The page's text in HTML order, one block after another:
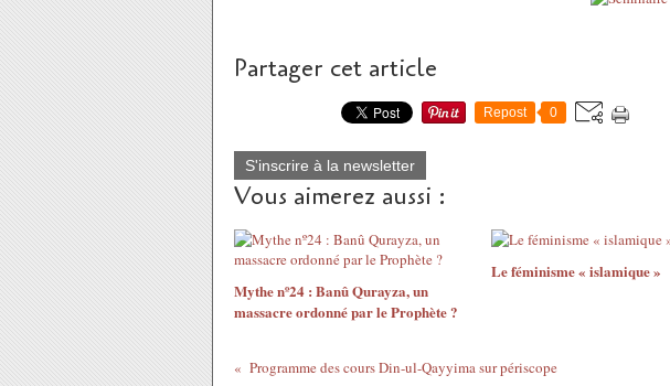
Partager cet article
Repost 0
S'inscrire à la newsletter
Vous aimerez aussi :
Mythe nº24 : Banû Qurayza, un
massacre ordonné par le Prophète ?
Le féminisme « islamique »
Programme des cours Din-ul-Qayyima sur périscope